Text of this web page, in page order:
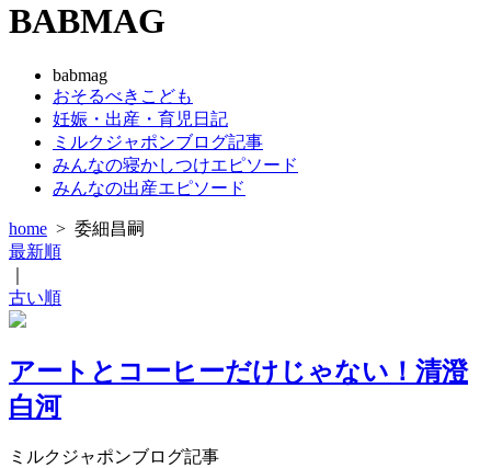
BABMAG
babmag
おそるべきこども
妊娠・出産・育児日記
ミルクジャポンブログ記事
みんなの寝かしつけエピソード
みんなの出産エピソード
home > 委細昌嗣
最新順
古い順
アートとコーヒーだけじゃない！清澄
白河
ミルクジャポンブログ記事